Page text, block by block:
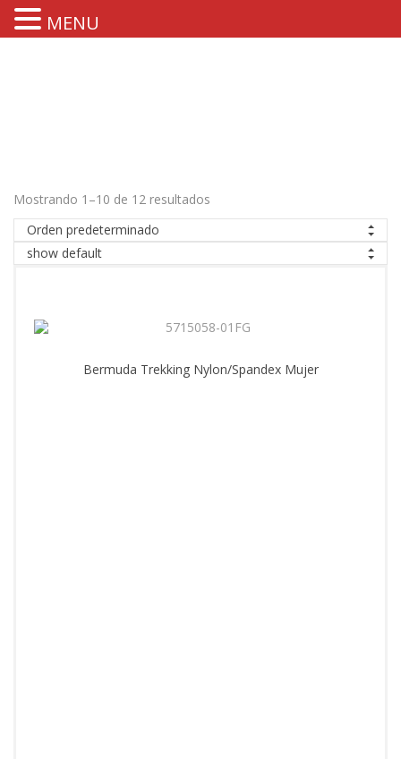
Mostrando 1–10 de 12 resultados
Orden predeterminado
show default
Bermuda Trekking Nylon/Spandex Mujer
MENU